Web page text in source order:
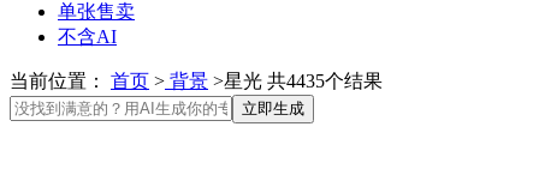
单张售卖
不含AI
当前位置： 首页 > 背景 >星光 共4435个结果
立即生成